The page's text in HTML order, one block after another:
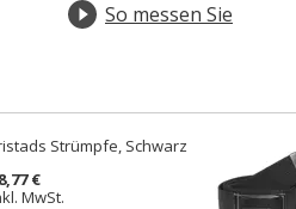
So messen Sie
Strümpfe, Schwarz
€
MwSt.